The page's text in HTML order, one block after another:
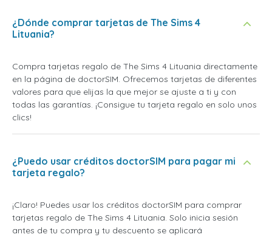
¿Dónde comprar tarjetas de The Sims 4
Lituania?
Compra tarjetas regalo de The Sims 4 Lituania directamente
en la página de doctorSIM. Ofrecemos tarjetas de diferentes
valores para que elijas la que mejor se ajuste a ti y con
todas las garantías. ¡Consigue tu tarjeta regalo en solo unos
clics!
¿Puedo usar créditos doctorSIM para pagar mi
tarjeta regalo?
¡Claro! Puedes usar los créditos doctorSIM para comprar
tarjetas regalo de The Sims 4 Lituania. Solo inicia sesión
antes de tu compra y tu descuento se aplicará